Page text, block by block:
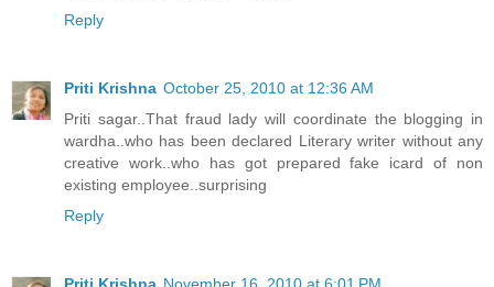
Reply
Priti Krishna October 25, 2010 at 12:36 AM
Priti sagar..That fraud lady will coordinate the blogging in
wardha..who has been declared Literary writer without any
creative work..who has got prepared fake icard of non
existing employee..surprising
Reply